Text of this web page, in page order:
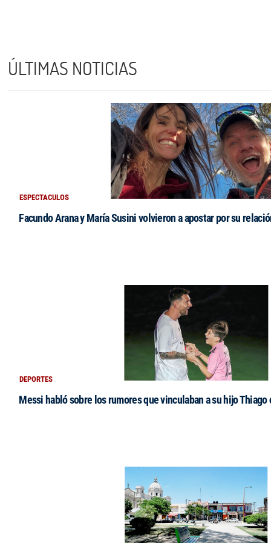
ÚLTIMAS NOTICIAS
ESPECTACULOS
Facundo Arana y María Susini volvieron a apostar por su
DEPORTES
Messi habló sobre los rumores que vinculaban a su hijo Thiago